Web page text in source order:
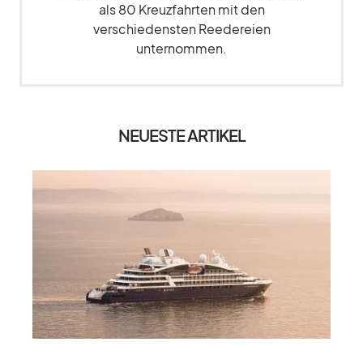
als 80 Kreuzfahrten mit den
verschiedensten Reedereien
unternommen.
NEUESTE ARTIKEL